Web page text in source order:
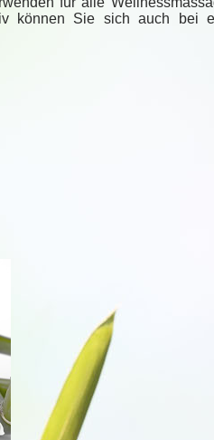
können Sie sich auch bei